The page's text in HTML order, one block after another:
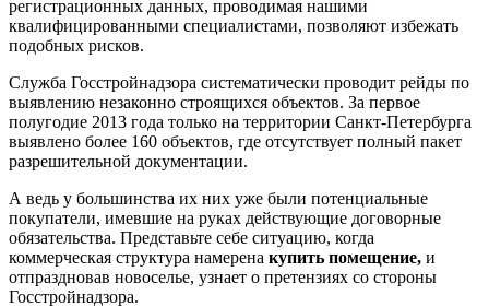
регистрационных данных, проводимая нашими
квалифицированными специалистами, позволяют избежать
подобных рисков.
Служба Госстройнадзора систематически проводит рейды по
выявлению незаконно строящихся объектов. За первое
полугодие 2013 года только на территории Санкт-Петербурга
выявлено более 160 объектов, где отсутствует полный пакет
разрешительной документации.
А ведь у большинства их них уже были потенциальные
покупатели, имевшие на руках действующие договорные
обязательства. Представьте себе ситуацию, когда
коммерческая структура намерена купить помещение, и
отпраздновав новоселье, узнает о претензиях со стороны
Госстройнадзора.